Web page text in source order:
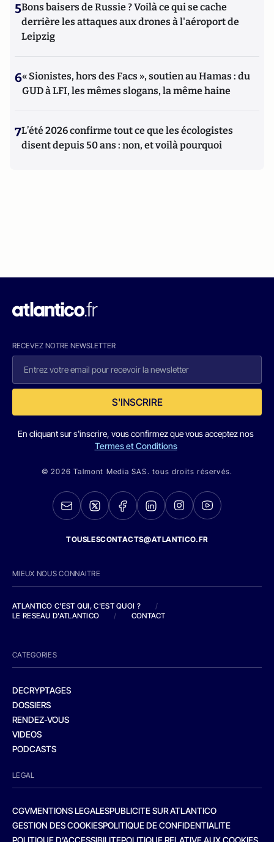
5Bons baisers de Russie ? Voilà ce qui se cache
derrière les attaques aux drones à l'aéroport de
Leipzig
6« Sionistes, hors des Facs », soutien au Hamas : du
GUD à LFI, les mêmes slogans, la même haine
7L’été 2026 confirme tout ce que les écologistes
disent depuis 50 ans : non, et voilà pourquoi
RECEVEZ NOTRE NEWSLETTER
S'INSCRIRE
En cliquant sur s'inscrire, vous confirmez que vous acceptez nos
Termes et Conditions
© 2026 Talmont Media SAS. tous droits réservés.
TOUSLESCONTACTS@ATLANTICO.FR
MIEUX NOUS CONNAITRE
ATLANTICO C'EST QUI, C'EST QUOI ?
/
LE RESEAU D'ATLANTICO
/ CONTACT
CATEGORIES
DECRYPTAGES
DOSSIERS
RENDEZ-VOUS
VIDEOS
PODCASTS
LEGAL
CGVMENTIONS LEGALESPUBLICITE SUR ATLANTICO
GESTION DES COOKIESPOLITIQUE DE CONFIDENTIALITE
POLITIQUE D’ACCESSIBILITEPOLITIQUE RELATIVE AUX COOKIES